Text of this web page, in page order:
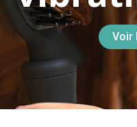
Voir